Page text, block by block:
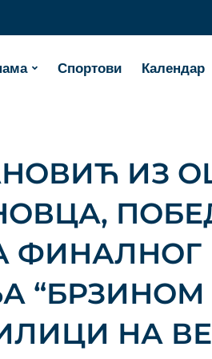
Спортови Календар
ИЗ
ФИНАЛНОГ
“БРЗИНОМ
НА